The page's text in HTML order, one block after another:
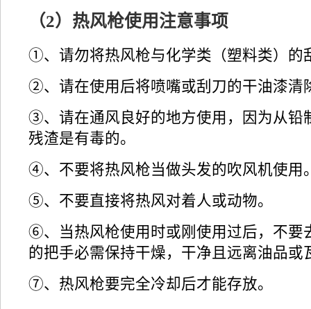
（2）热风枪使用注意事项
①、请勿将热风枪与化学类（塑料类）的
②、请在使用后将喷嘴或刮刀的干油漆清
③、请在通风良好的地方使用，因为从铅
残渣是有毒的。
④、不要将热风枪当做头发的吹风机使用
⑤、不要直接将热风对着人或动物。
⑥、当热风枪使用时或刚使用过后，不要
的把手必需保持干燥，干净且远离油品或
⑦、热风枪要完全冷却后才能存放。